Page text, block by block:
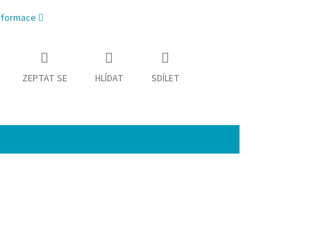
ZEPTAT SE HLÍDAT SDÍLET